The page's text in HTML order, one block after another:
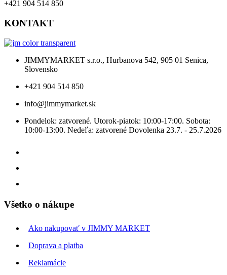
+421 904 514 850
KONTAKT
JIMMYMARKET s.r.o., Hurbanova 542, 905 01 Senica,
Slovensko
+421 904 514 850
info@jimmymarket.sk
Pondelok: zatvorené. Utorok-piatok: 10:00-17:00. Sobota:
10:00-13:00. Nedeľa: zatvorené Dovolenka 23.7. - 25.7.2026
Všetko o nákupe
Ako nakupovať v JIMMY MARKET
Doprava a platba
Reklamácie